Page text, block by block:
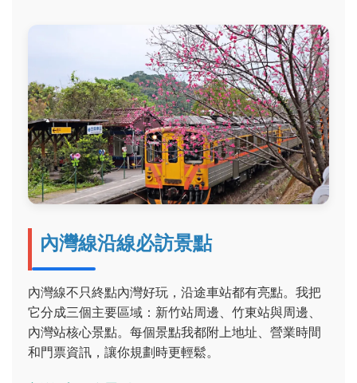
內灣線沿線必訪景點
內灣線不只終點內灣好玩，沿途車站都有亮點。我把
它分成三個主要區域：新竹站周邊、竹東站與周邊、
內灣站核心景點。每個景點我都附上地址、營業時間
和門票資訊，讓你規劃時更輕鬆。